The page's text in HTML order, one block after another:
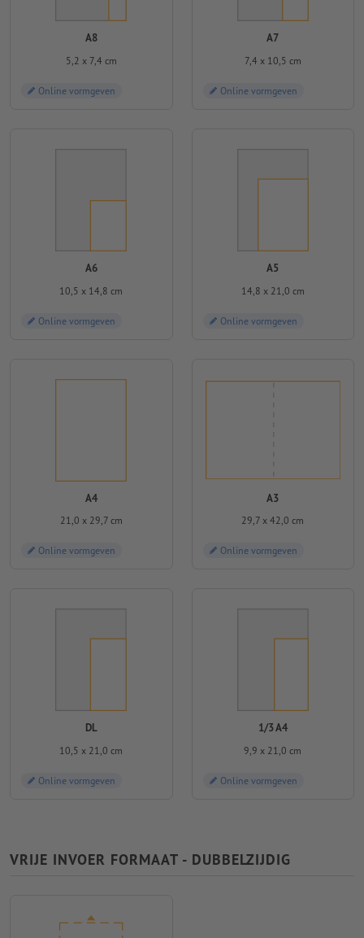
A8
5,2 x 7,4 cm
Online vormgeven
A7
7,4 x 10,5 cm
Online vormgeven
A6
10,5 x 14,8 cm
Online vormgeven
A5
14,8 x 21,0 cm
Online vormgeven
A4
21,0 x 29,7 cm
Online vormgeven
A3
29,7 x 42,0 cm
Online vormgeven
DL
10,5 x 21,0 cm
Online vormgeven
1/3 A4
9,9 x 21,0 cm
Online vormgeven
VRIJE INVOER FORMAAT - DUBBELZIJDIG